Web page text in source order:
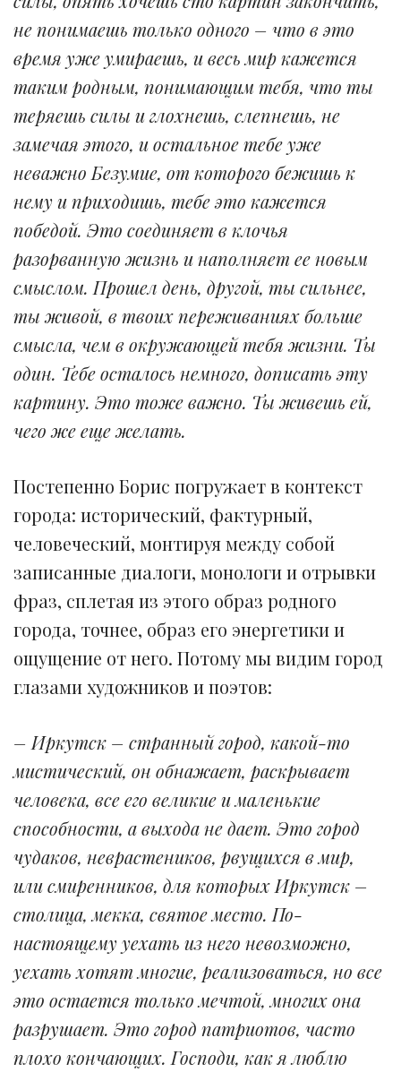
не понимаешь только одного – что в это
время уже умираешь, и весь мир кажется
таким родным, понимающим тебя, что ты
теряешь силы и глохнешь, слепнешь, не
замечая этого, и остальное тебе уже
неважно Безумие, от которого бежишь к
нему и приходишь, тебе это кажется
победой. Это соединяет в клочья
разорванную жизнь и наполняет ее новым
смыслом. Прошел день, другой, ты сильнее,
ты живой, в твоих переживаниях больше
смысла, чем в окружающей тебя жизни. Ты
один. Тебе осталось немного, дописать эту
картину. Это тоже важно. Ты живешь ей,
чего же еще желать.
Постепенно Борис погружает в контекст
города: исторический, фактурный,
человеческий, монтируя между собой
записанные диалоги, монологи и отрывки
фраз, сплетая из этого образ родного
города, точнее, образ его энергетики и
ощущение от него. Потому мы видим город
глазами художников и поэтов:
– Иркутск – странный город, какой-то
мистический, он обнажает, раскрывает
человека, все его великие и маленькие
способности, а выхода не дает. Это город
чудаков, неврастеников, рвущихся в мир,
или смиренников, для которых Иркутск –
столица, мекка, святое место. По-
настоящему уехать из него невозможно,
уехать хотят многие, реализоваться, но все
это остается только мечтой, многих она
разрушает. Это город патриотов, часто
плохо кончающих. Господи, как я люблю